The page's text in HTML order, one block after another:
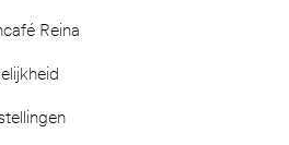
Reina